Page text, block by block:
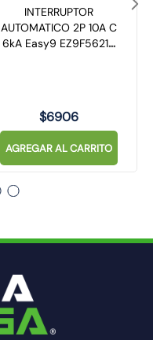
INTERRUPTOR
AUTOMATICO 2P 10A C
6kA Easy9 EZ9F56210
$6906
AGREGAR AL CARRITO